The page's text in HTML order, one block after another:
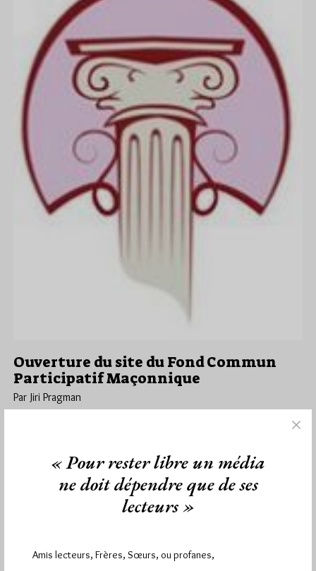
Ouverture du site du Fond Commun
Participatif Maçonnique
Par Jiri Pragman
Lu 223 fois
Maçonnique avaient voulu susciter la curiosité sur le projet. Cf.
Teasing 'maçonnique'.…
Par Jiri Pragman
« Pour rester libre un média
ne doit dépendre que de ses
lecteurs »
Amis lecteurs, Frères, Sœurs, ou profanes,